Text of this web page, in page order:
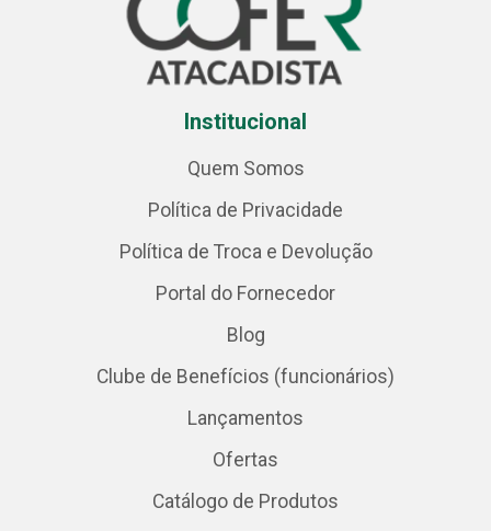
Institucional
Quem Somos
Política de Privacidade
Política de Troca e Devolução
Portal do Fornecedor
Blog
Clube de Benefícios (funcionários)
Lançamentos
Ofertas
Catálogo de Produtos